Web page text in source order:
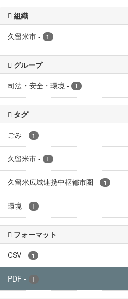
組織
久留米市 - 1
グループ
司法・安全・環境 - 1
タグ
ごみ - 1
久留米市 - 1
久留米広域連携中枢都市圏 - 1
環境 - 1
フォーマット
CSV - 1
PDF - 1